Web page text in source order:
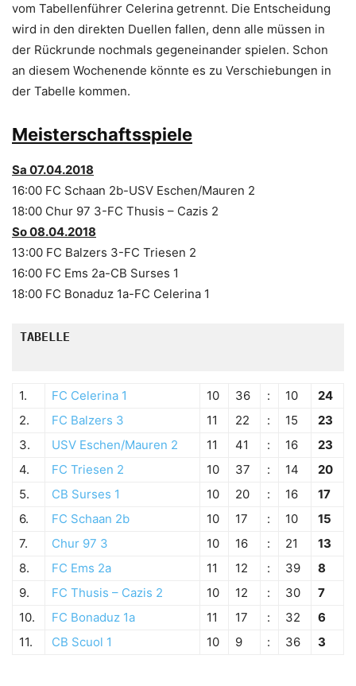
vom Tabellenführer Celerina getrennt. Die Entscheidung
wird in den direkten Duellen fallen, denn alle müssen in
der Rückrunde nochmals gegeneinander spielen. Schon
an diesem Wochenende könnte es zu Verschiebungen in
der Tabelle kommen.
Meisterschaftsspiele
Sa 07.04.2018
16:00 FC Schaan 2b-USV Eschen/Mauren 2
18:00 Chur 97 3-FC Thusis – Cazis 2
So 08.04.2018
13:00 FC Balzers 3-FC Triesen 2
16:00 FC Ems 2a-CB Surses 1
18:00 FC Bonaduz 1a-FC Celerina 1
TABELLE
1. FC Celerina 1 10 36 : 10
24
2.
FC Balzers 3 11 22 : 15
23
3.
USV Eschen/Mauren 2 11 41 : 16
23
4.
FC Triesen 2 10 37 : 14
20
5.
CB Surses 1 10 20 : 16
17
6.
FC Schaan 2b 10 17 : 10
15
7.
Chur 97 3 10 16 : 21
13
8.
FC Ems 2a 11 12 : 39
8
9.
FC Thusis – Cazis 2 10 12 : 30
7
10.
FC Bonaduz 1a 11 17 : 32
6
11.
CB Scuol 1 10 9 : 36 3